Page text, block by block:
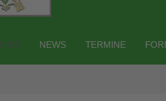
NEWS TERMINE